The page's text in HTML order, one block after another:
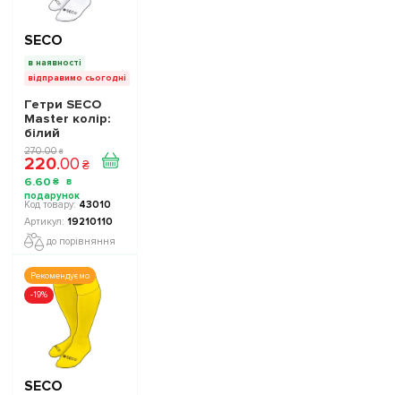
SECO
в наявності
відправимо сьогодні
Гетри SECO
Master колір:
білий
270.00 ₴
220.00 ₴
6.60 ₴
43010
19210110
до порівняння
Рекомендуємо
-19%
SECO